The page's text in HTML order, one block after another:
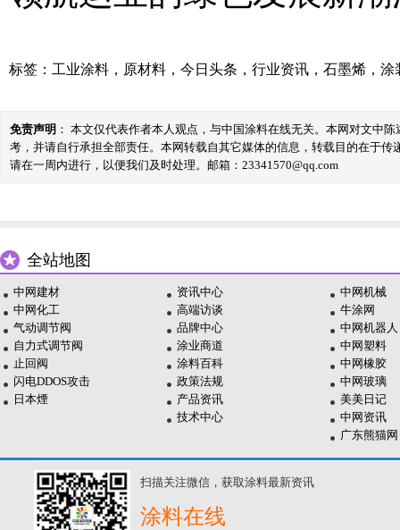
标签： 工业涂料 ， 原材料 ， 今日头条 ， 行业资讯 ， 石墨烯 ， 涂
免责声明 ： 本文仅代表作者本人观点，与中国涂料在线无关。本网对文中
考，并请自行承担全部责任。本网转载自其它媒体的信息，转载目的在于
请在一周内进行，以便我们及时处理。邮箱：23341570@qq.com
全站地图
中网建材
中网化工
气动调节阀
自力式调节阀
止回阀
闪电DDOS攻击
日本煙
资讯中心
高端访谈
品牌中心
涂业商道
涂料百科
政策法规
产品资讯
技术中心
中网机械
牛涂网
中网机器人
中网塑料
中网橡胶
中网玻璃
美美日记
中网资讯
广东熊猫网
扫描关注微信，获取涂料最新资讯
涂料在线